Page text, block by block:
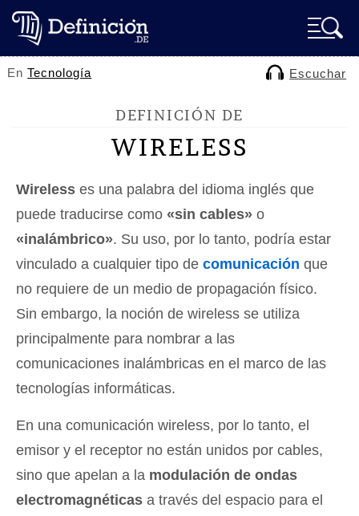
EnTecnología Escuchar
DEFINICIÓN DE
WIRELESS
Wireless es una palabra del idioma inglés que
puede traducirse como «sin cables» o
«inalámbrico». Su uso, por lo tanto, podría estar
vinculado a cualquier tipo de comunicación que
no requiere de un medio de propagación físico.
Sin embargo, la noción de wireless se utiliza
principalmente para nombrar a las
comunicaciones inalámbricas en el marco de las
tecnologías informáticas.
En una comunicación wireless, por lo tanto, el
emisor y el receptor no están unidos por cables,
sino que apelan a la modulación de ondas
electromagnéticas a través del espacio para el